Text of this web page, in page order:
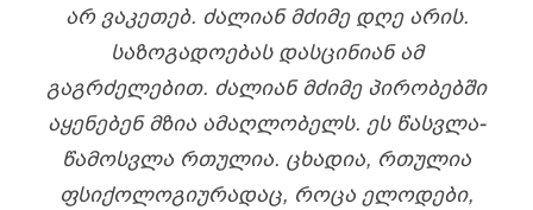
ᲐᲠ ᲕᲐᲙᲔᲗᲔᲑ. ᲫᲐᲚᲘᲐᲜ ᲛᲫᲘᲛᲔ ᲓᲦᲔ ᲐᲠᲘᲡ.
ᲡᲐᲖᲝᲒᲐᲓᲝᲔᲑᲐᲡ ᲓᲐᲡᲪᲘᲜᲘᲐᲜ ᲐᲛ
ᲒᲐᲒᲠᲫᲔᲚᲔᲑᲘᲗ. ᲫᲐᲚᲘᲐᲜ ᲛᲫᲘᲛᲔ ᲞᲘᲠᲝᲑᲔᲑᲨᲘ
ᲐᲧᲔᲜᲔᲑᲔᲜ ᲛᲖᲘᲐ ᲐᲛᲐᲦᲚᲝᲑᲔᲚᲡ. ᲔᲡ ᲬᲐᲡᲕᲚᲐ-
ᲬᲐᲛᲝᲡᲕᲚᲐ ᲠᲗᲣᲚᲘᲐ. ᲪᲮᲐᲓᲘᲐ, ᲠᲗᲣᲚᲘᲐ
ᲤᲡᲘᲥᲝᲚᲝᲒᲘᲣᲠᲐᲓᲐᲪ, ᲠᲝᲪᲐ ᲔᲚᲝᲓᲔᲑᲘ,